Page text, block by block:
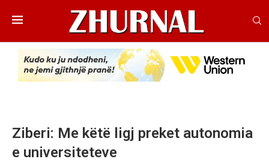
Ziberi: Me këtë ligj preket autonomia
e universiteteve